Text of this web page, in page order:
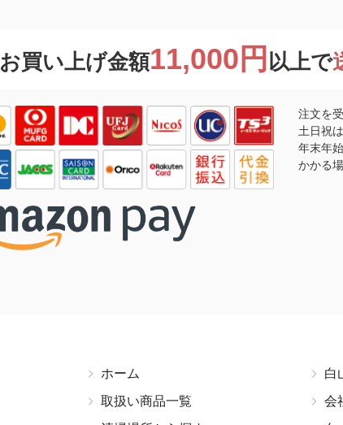
お買い上げ金額11,000円 以上で
注文を
土日祝
年末年
かかる
ホーム
取扱い商品一覧
白
会